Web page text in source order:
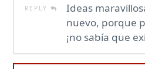
REPLY
Ideas
nuevo, porque
¡no sabía que